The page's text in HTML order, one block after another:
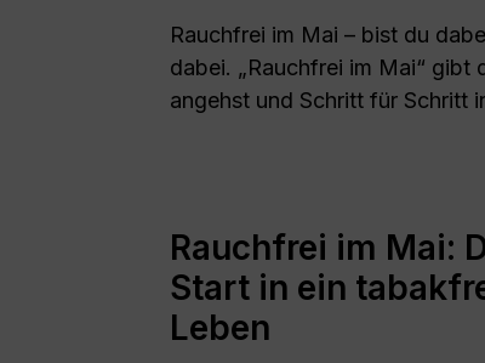
Rauchfrei im Mai – bist du
dabei. „Rauchfrei im Mai“ gibt
angehst und Schritt für Schritt
Rauchfrei im Mai:
Start in ein
Leben